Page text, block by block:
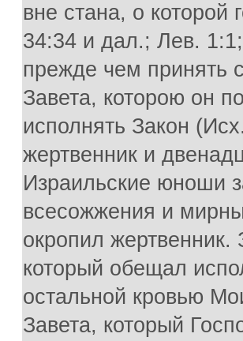
вне стана, о
34:34 и дал.; Лев.
прежде чем принять
Завета, которою он
исполнять Закон
жертвенник и
Израильские юноши
всесожжения и
окропил жертвенник.
который обещал
остальной кровью
Завета, который